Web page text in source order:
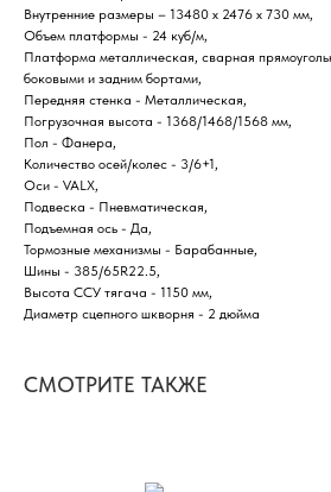
Внутренние размеры – 13480 х 2476 х 730 мм,
Объем платформы - 24 куб/м,
Платформа металлическая, сварная
боковыми и задним бортами,
Передняя стенка - Металлическая,
Погрузочная высота - 1368/1468/1568 мм,
Пол - Фанера,
Количество осей/колес - 3/6+1,
Оси - VALX,
Подвеска - Пневматическая,
Подъемная ось - Да,
Тормозные механизмы - Барабанные,
Шины - 385/65R22.5,
Высота ССУ тягача - 1150 мм,
Диаметр сцепного шкворня - 2 дюйма
СМОТРИТЕ ТАКЖЕ